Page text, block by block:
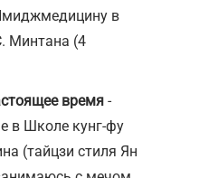
в
Минтана (4
время -
в Школе кунг-фу
(тайцзи стиля Ян